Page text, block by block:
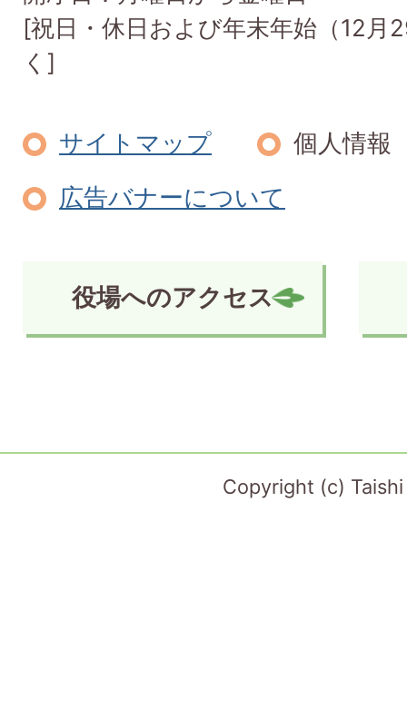
[祝日・休日および年末年始（12月
く]
サイトマップ
個人情報
広告バナーについて
役場へのアクセス
Copyright (c)